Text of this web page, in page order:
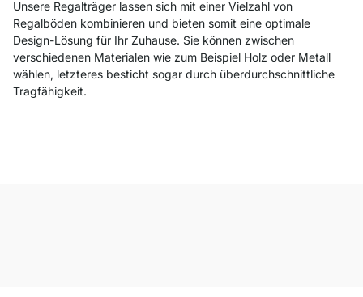
Unsere Regalträger lassen sich mit einer Vielzahl von
Regalböden kombinieren und bieten somit eine optimale
Design-Lösung für Ihr Zuhause. Sie können zwischen
verschiedenen Materialen wie zum Beispiel Holz oder Metall
wählen, letzteres besticht sogar durch überdurchschnittliche
Tragfähigkeit.